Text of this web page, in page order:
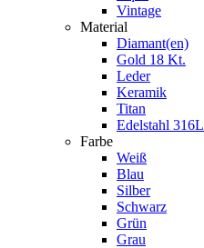
Vintage
Material
Diamant(en)
Gold 18 Kt.
Leder
Keramik
Titan
Edelstahl 316L
Farbe
Weiß
Blau
Silber
Schwarz
Grün
Grau